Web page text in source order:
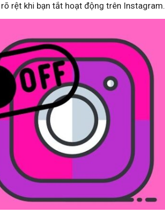
rệt khi bạn tắt hoạt động trên Instagram.